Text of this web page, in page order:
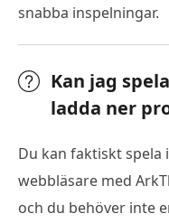
snabba inspelningar.
Kan jag
ladda ner
Du kan faktiskt
webbläsare med
och du behöver inte